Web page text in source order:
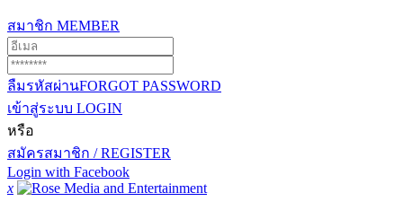
สมาชิก MEMBER
ลืมรหัสผ่านFORGOT PASSWORD
เข้าสู่ระบบ LOGIN
หรือ
สมัครสมาชิก / REGISTER
Login with Facebook
x